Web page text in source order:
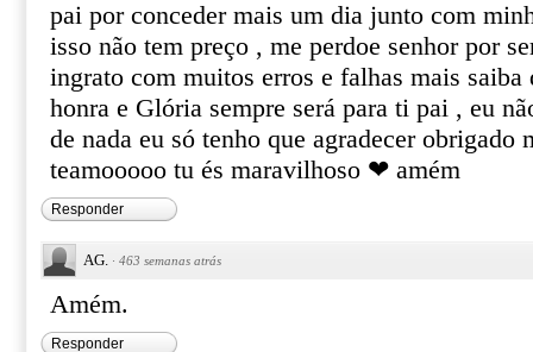
pai por conceder mais um dia junto com
isso não tem preço , me perdoe senhor por
ingrato com muitos erros e falhas mais
honra e Glória sempre será para ti pai , eu
de nada eu só tenho que agradecer
teamooooo tu és maravilhoso ❤ amém
Responder
AG. · 463 semanas atrás
Amém.
Responder